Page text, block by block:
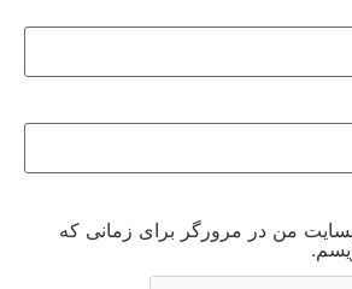
من در مرورگر برای زمانی که